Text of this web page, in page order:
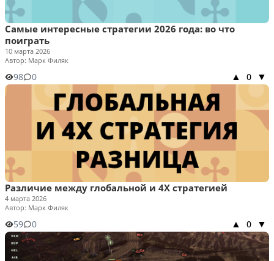
Самые интересные стратегии 2026 года: во что
поиграть
10 марта 2026
Автор: Марк Филяк
98 0 ▲ 0 ▼
Различие между глобальной и 4Х стратегией
4 марта 2026
Автор: Марк Филяк
59 0 ▲ 0 ▼